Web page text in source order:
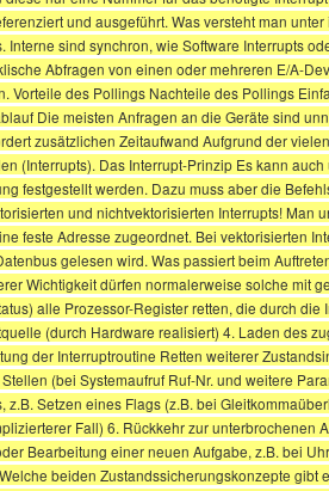
und ausgeführt. Was versteht man
Interne sind synchron, wie Software Interrupts
Abfragen von einen oder mehreren E/A-
Vorteile des Pollings Nachteile des Pollings
Die meisten Anfragen an die Geräte sind
zusätzlichen Zeitaufwand Aufgrund der
(Interrupts). Das Interrupt-Prinzip Es kann
festgestellt werden. Dazu muss aber die
und nichtvektorisierten Interrupts!
feste Adresse zugeordnet. Bei vektorisierten
gelesen wird. Was passiert beim
Wichtigkeit dürfen normalerweise solche mit
alle Prozessor-Register retten, die durch
(durch Hardware realisiert) 4. Laden des
der Interruptroutine Retten weiterer
(bei Systemaufruf Ruf-Nr. und weitere
z.B. Setzen eines Flags (z.B. bei
Fall) 6. Rückkehr zur
Bearbeitung einer neuen Aufgabe, z.B. bei
beiden Zustandssicherungskonzepte